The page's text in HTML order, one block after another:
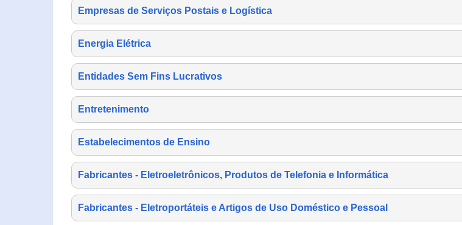
Empresas de Serviços Postais e Logística
Energia Elétrica
Entidades Sem Fins Lucrativos
Entretenimento
Estabelecimentos de Ensino
Fabricantes - Eletroeletrônicos, Produtos de Telefonia e Informática
Fabricantes - Eletroportáteis e Artigos de Uso Doméstico e Pessoal